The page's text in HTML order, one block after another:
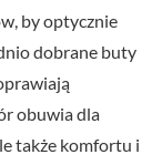
by optycznie
dobrane buty
obuwia dla
także komfortu i